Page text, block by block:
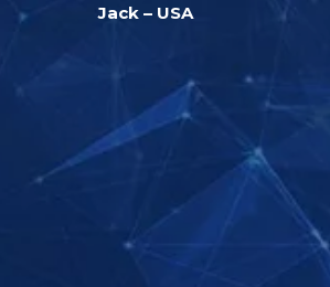
Jack – USA